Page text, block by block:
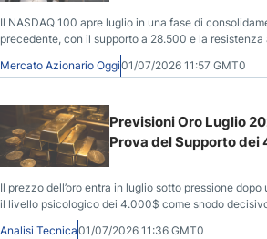
Il NASDAQ 100 apre luglio in una fase di
precedente, con il supporto a 28.500 e la
chiave per definire la prossima direzione.
Mercato Azionario Oggi01/07/2026 11:57 GMT0
Previsioni Oro Luglio
Prova del Supporto dei
Il prezzo dell’oro entra in luglio sotto pressione
il livello psicologico dei 4.000$ come snodo
verso 4.260$-4.400$ e rischio di discesa verso
Analisi Tecnica01/07/2026 11:36 GMT0